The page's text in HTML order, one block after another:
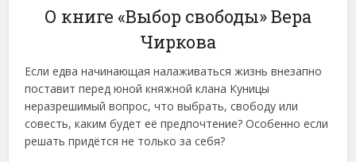
О книге «Выбор свободы» Вера
Чиркова
Если едва начинающая налаживаться жизнь внезапно
поставит перед юной княжной клана Куницы
неразрешимый вопрос, что выбрать, свободу или
совесть, каким будет её предпочтение? Особенно если
решать придётся не только за себя?